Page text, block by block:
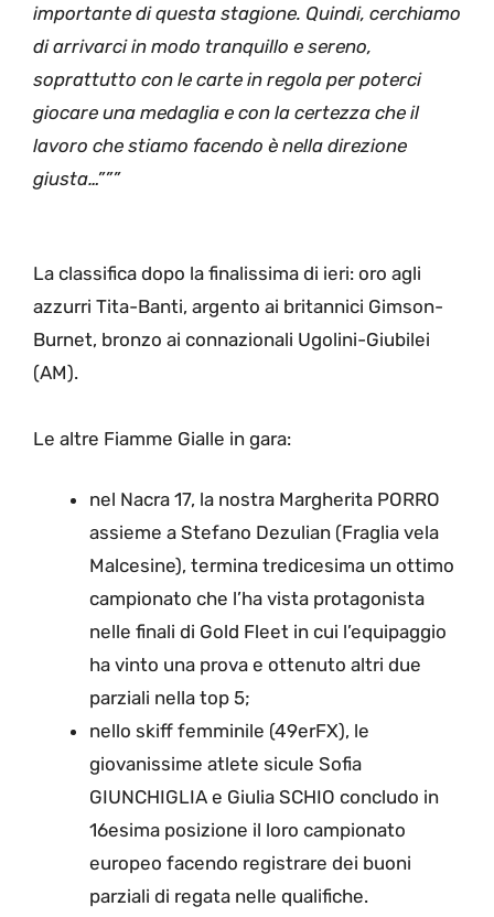
importante di questa stagione. Quindi, cerchiamo
di arrivarci in modo tranquillo e sereno,
soprattutto con le carte in regola per poterci
giocare una medaglia e con la certezza che il
lavoro che stiamo facendo è nella direzione
giusta…”””
La classifica dopo la finalissima di ieri: oro agli
azzurri Tita-Banti, argento ai britannici Gimson-
Burnet, bronzo ai connazionali Ugolini-Giubilei
(AM).
Le altre Fiamme Gialle in gara:
nel Nacra 17, la nostra Margherita PORRO
assieme a Stefano Dezulian (Fraglia vela
Malcesine), termina tredicesima un ottimo
campionato che l’ha vista protagonista
nelle finali di Gold Fleet in cui l’equipaggio
ha vinto una prova e ottenuto altri due
parziali nella top 5;
nello skiff femminile (49erFX), le
giovanissime atlete sicule Sofia
GIUNCHIGLIA e Giulia SCHIO concludo in
16esima posizione il loro campionato
europeo facendo registrare dei buoni
parziali di regata nelle qualifiche.